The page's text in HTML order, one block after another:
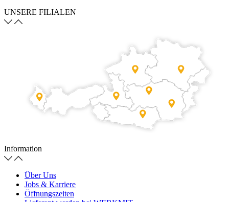
UNSERE FILIALEN
Information
Über Uns
Jobs & Karriere
Öffnungszeiten